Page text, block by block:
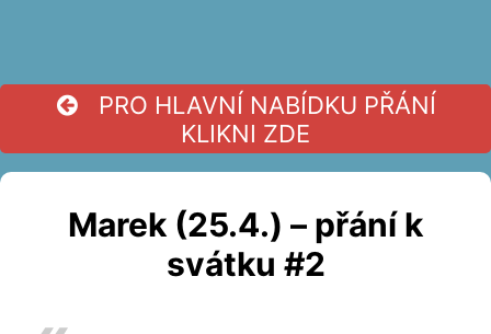
PRO HLAVNÍ NABÍDKU PŘÁNÍ
KLIKNI ZDE
Marek (25.4.) – přání k
svátku #2